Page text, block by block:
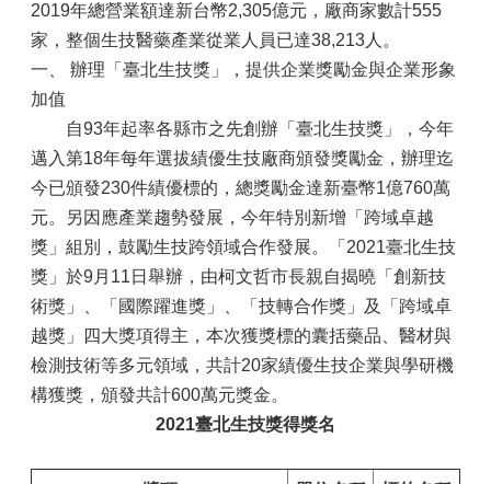
2019年總營業額達新台幣2,305億元，廠商家數計555
家，整個生技醫藥產業從業人員已達38,213人。
一、 辦理「臺北生技獎」，提供企業獎勵金與企業形象
加值
自93年起率各縣市之先創辦「臺北生技獎」，今年
邁入第18年每年選拔績優生技廠商頒發獎勵金，辦理迄
今已頒發230件績優標的，總獎勵金達新臺幣1億760萬
元。另因應產業趨勢發展，今年特別新增「跨域卓越
獎」組別，鼓勵生技跨領域合作發展。「2021臺北生技
獎」於9月11日舉辦，由柯文哲市長親自揭曉「創新技
術獎」、「國際躍進獎」、「技轉合作獎」及「跨域卓
越獎」四大獎項得主，本次獲獎標的囊括藥品、醫材與
檢測技術等多元領域，共計20家績優生技企業與學研機
構獲獎，頒發共計600萬元獎金。
2021臺北生技獎得獎名